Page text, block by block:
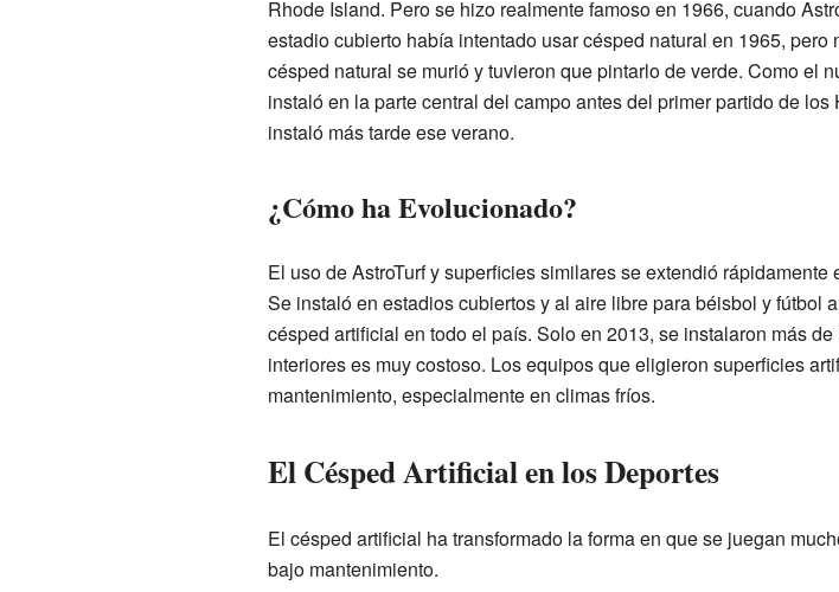
Rhode Island. Pero se hizo realmente famoso en 1966, cuando
estadio cubierto había intentado usar césped natural en 1965,
césped natural se murió y tuvieron que pintarlo de verde. Como el
instaló en la parte central del campo antes del primer partido de
instaló más tarde ese verano.
¿Cómo ha Evolucionado?
El uso de AstroTurf y superficies similares se extendió
Se instaló en estadios cubiertos y al aire libre para béisbol y fútbol
césped artificial en todo el país. Solo en 2013, se instalaron más
interiores es muy costoso. Los equipos que eligieron superficies
mantenimiento, especialmente en climas fríos.
El Césped Artificial en los Deportes
El césped artificial ha transformado la forma en que se juegan
bajo mantenimiento.